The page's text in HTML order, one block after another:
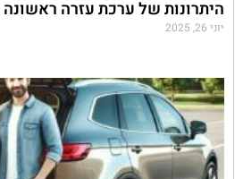
היתרונות של ערכת עזרה ראשונה
יוני 26, 2025